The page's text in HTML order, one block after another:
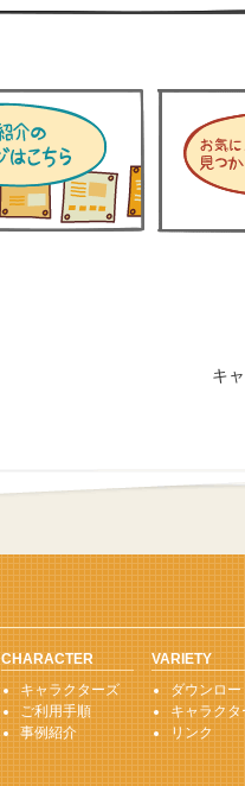
キ
CHARACTER
キャラクターズ
ご利用手順
事例紹介
VARIETY
ダウンロ
キャラク
リンク